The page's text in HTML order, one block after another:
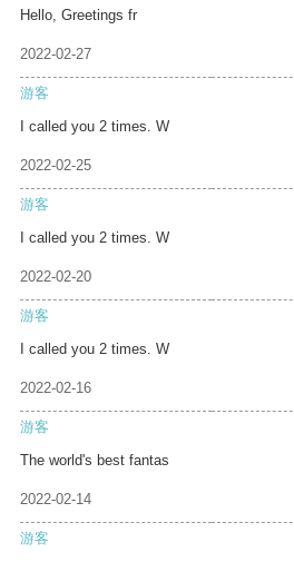
Hello, Greetings fr
2022-02-27
游客
I called you 2 times. W
2022-02-25
游客
I called you 2 times. W
2022-02-20
游客
I called you 2 times. W
2022-02-16
游客
The world's best fantas
2022-02-14
游客